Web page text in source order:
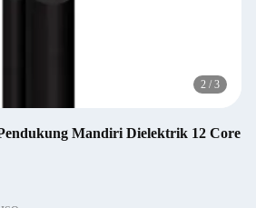
2 / 3
Mandiri Dielektrik 12 Core